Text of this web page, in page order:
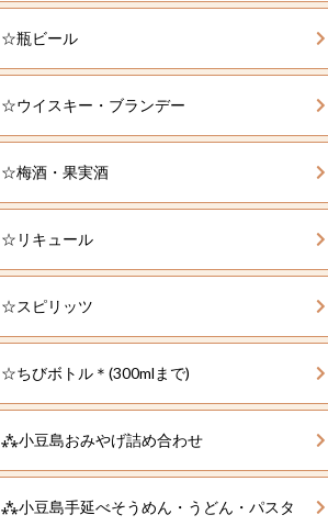
☆瓶ビール
☆ウイスキー・ブランデー
☆梅酒・果実酒
☆リキュール
☆スピリッツ
☆ちびボトル＊(300mlまで)
⁂小豆島おみやげ詰め合わせ
⁂小豆島手延べそうめん・うどん・パスタ